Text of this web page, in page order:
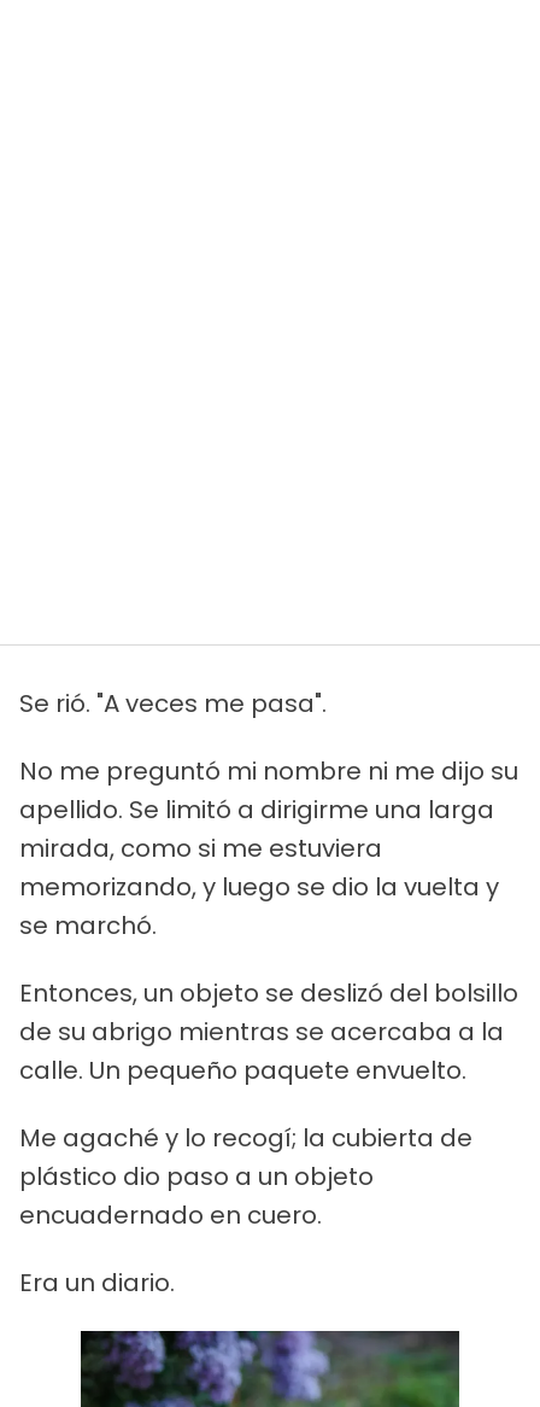
Se rió. "A veces me pasa".
No me preguntó mi nombre ni me dijo su
apellido. Se limitó a dirigirme una larga
mirada, como si me estuviera
memorizando, y luego se dio la vuelta y
se marchó.
Entonces, un objeto se deslizó del bolsillo
de su abrigo mientras se acercaba a la
calle. Un pequeño paquete envuelto.
Me agaché y lo recogí; la cubierta de
plástico dio paso a un objeto
encuadernado en cuero.
Era un diario.